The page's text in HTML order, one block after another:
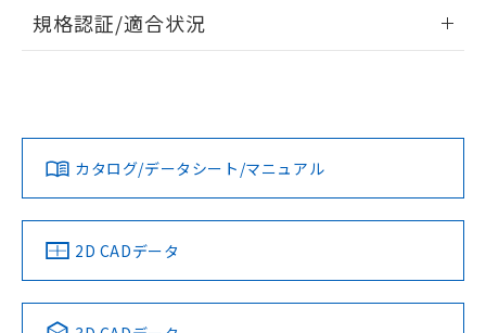
ログイン/会員登録
ダウンロードデータをご利用いただく前に、以下を必ずお読
みください。
ソフトウェアの使用条件
EU RoHS 注意事項・凡例
対応済み
中国 RoHS 注意事項・凡例
規格認証/適合状況
カタログ/データシート/マニュアル
2D CADデータ